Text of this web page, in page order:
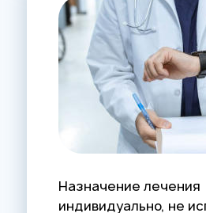
Назначение лечения
индивидуально, не